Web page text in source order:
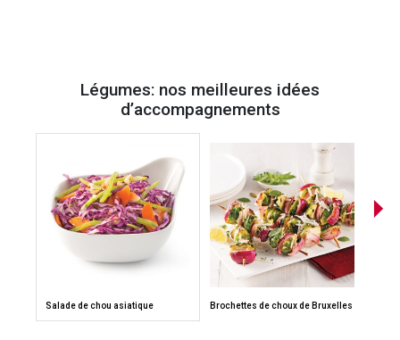
Légumes: nos meilleures idées
d’accompagnements
Salade de chou asiatique Brochettes de choux de Bruxelles